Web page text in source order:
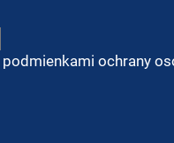
podmienkami ochrany